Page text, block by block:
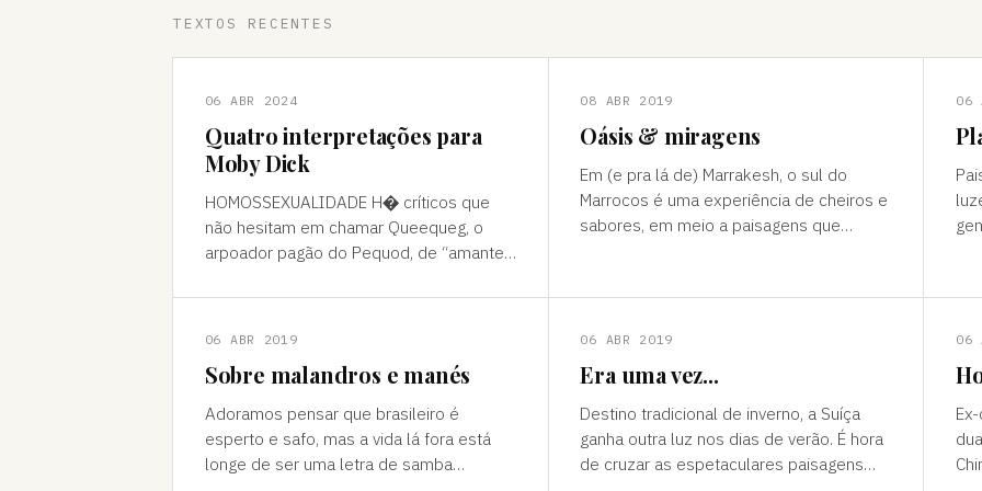
TEXTOS RECENTES
06 ABR 2024
Quatro interpretações para
Moby Dick
HOMOSSEXUALIDADE H� críticos que
não hesitam em chamar Queequeg, o
arpoador pagão do Pequod, de “amante”
pode ser contestada, mas é compreens
08 ABR 2019
Oásis & miragens
Em (e pra lá de) Marrakesh, o sul do
Marrocos é uma experiência de cheiros e
sabores, em meio a paisagens que
06
06 ABR 2019
Sobre malandros e manés
Adoramos pensar que brasileiro é
esperto e safo, mas a vida lá fora está
longe de ser uma letra de samba
06 ABR 2019
Era uma vez...
Destino tradicional de inverno, a Suíça
ganha outra luz nos dias de verão. É hora
de cruzar as espetaculares paisagens
06